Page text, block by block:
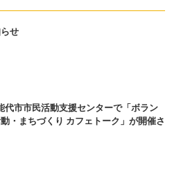
せ
代市市民活動支援センターで「ボラン
・まちづくり カフェトーク」が開催さ